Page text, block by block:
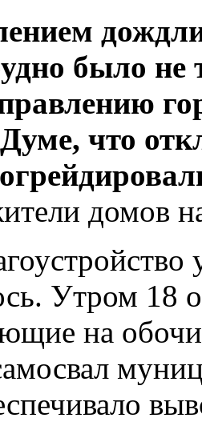
было не
что
домов
Утром 18
на